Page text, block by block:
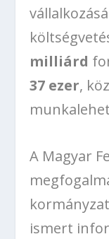
milliárd
37 ezer,
A Magyar
ismert